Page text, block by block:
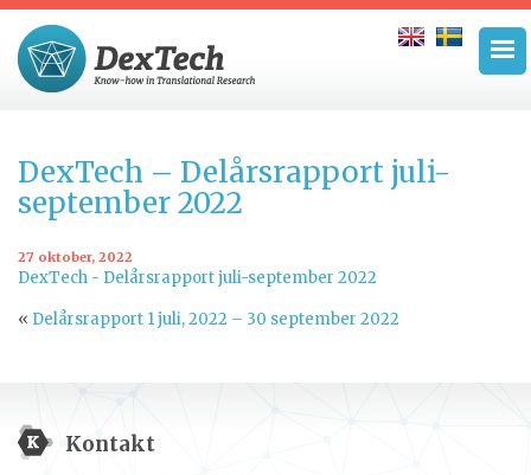
DexTech – Delårsrapport juli-
september 2022
27 oktober, 2022
DexTech - Delårsrapport juli-september 2022
« Delårsrapport 1 juli, 2022 – 30 september 2022
Kontakt